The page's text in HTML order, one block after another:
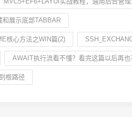
和展示底部TABBAR
核心方法之WIN篇(2)
AWAIT执行流看不懂？看完这篇以后再也
根路径